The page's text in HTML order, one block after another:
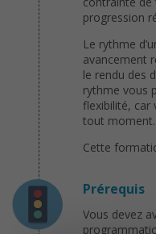
progression
Le rythme
avancement
le rendu des
rythme vous
flexibilité, car
tout moment.
Cette
Prérequis
Vous devez